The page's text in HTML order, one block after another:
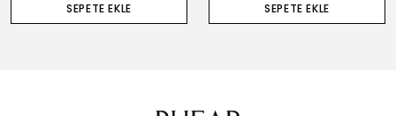
SEPETE EKLE SEPETE EKLE